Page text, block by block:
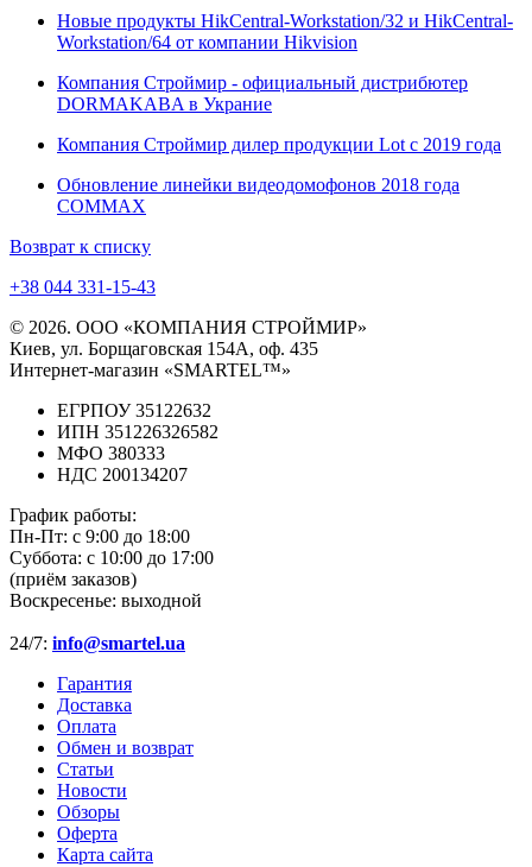
Новые продукты HikCentral-Workstation/32 и HikCentral-
Workstation/64 от компании Hikvision
Компания Строймир - официальный дистрибютер
DORMAKABA в Украние
Компания Строймир дилер продукции Lot с 2019 года
Обновление линейки видеодомофонов 2018 года
COMMAX
Возврат к списку
+38 044 331-15-43
© 2026. ООО «КОМПАНИЯ СТРОЙМИР»
Киев, ул. Борщаговская 154А, оф. 435
Интернет-магазин «SMARTEL™»
ЕГРПОУ 35122632
ИПН 351226326582
МФО 380333
НДС 200134207
График работы:
Пн-Пт: с 9:00 до 18:00
Суббота: с 10:00 до 17:00
(приём заказов)
Воскресенье: выходной
24/7: info@smartel.ua
Гарантия
Доставка
Оплата
Обмен и возврат
Статьи
Новости
Обзоры
Оферта
Карта сайта